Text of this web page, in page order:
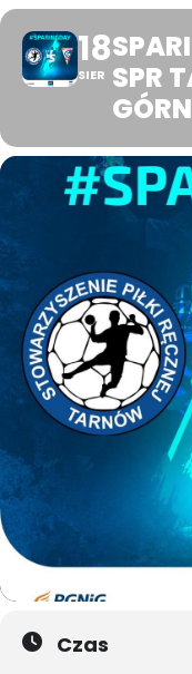
18
SIER SPR
Czas